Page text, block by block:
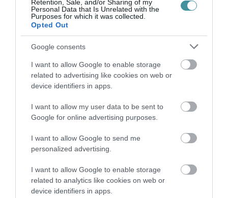
Retention, Sale, and/or Sharing of my
Personal Data that Is Unrelated with the
Purposes for which it was collected.
Opted Out
Google consents
I want to allow Google to enable storage
related to advertising like cookies on web or
device identifiers in apps.
I want to allow my user data to be sent to
Google for online advertising purposes.
I want to allow Google to send me
personalized advertising.
I want to allow Google to enable storage
related to analytics like cookies on web or
device identifiers in apps.
„NEM TETTÜNK NYOMÁST A FIUNKRA” –
EGY EGRI CSALÁD TÖRTÉNE...
2026. augusztus 06|Sport
ÚJ HŰTŐRENDSZER A MARKHOT FERENC
KÓRHÁZBAN: TÖBB MINT 70 ...